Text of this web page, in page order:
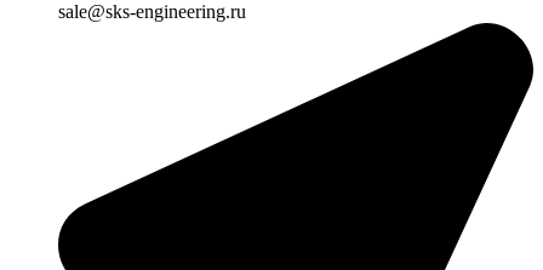
sale@sks-engineering.ru